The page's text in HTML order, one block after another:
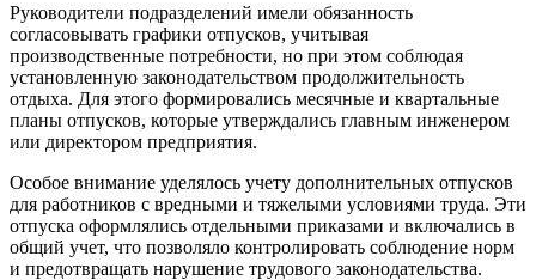
Руководители подразделений имели обязанность
согласовывать графики отпусков, учитывая
производственные потребности, но при этом соблюдая
установленную законодательством продолжительность
отдыха. Для этого формировались месячные и квартальные
планы отпусков, которые утверждались главным инженером
или директором предприятия.
Особое внимание уделялось учету дополнительных отпусков
для работников с вредными и тяжелыми условиями труда. Эти
отпуска оформлялись отдельными приказами и включались в
общий учет, что позволяло контролировать соблюдение норм
и предотвращать нарушение трудового законодательства.